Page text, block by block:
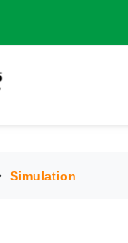
Simulation